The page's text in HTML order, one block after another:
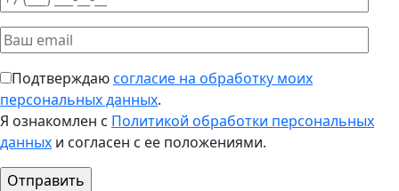
Подтверждаюсогласие на обработку моих
персональных данных.
Я ознакомлен с Политикой обработки персональных
данных и согласен с ее положениями.